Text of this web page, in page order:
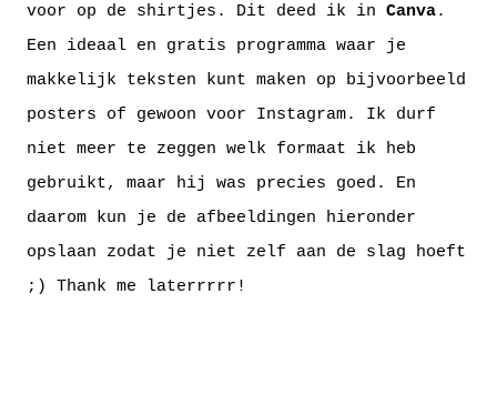
voor op de shirtjes. Dit deed ik in Canva.
Een ideaal en gratis programma waar je
makkelijk teksten kunt maken op bijvoorbeeld
posters of gewoon voor Instagram. Ik durf
niet meer te zeggen welk formaat ik heb
gebruikt, maar hij was precies goed. En
daarom kun je de afbeeldingen hieronder
opslaan zodat je niet zelf aan de slag hoeft
;) Thank me laterrrrr!